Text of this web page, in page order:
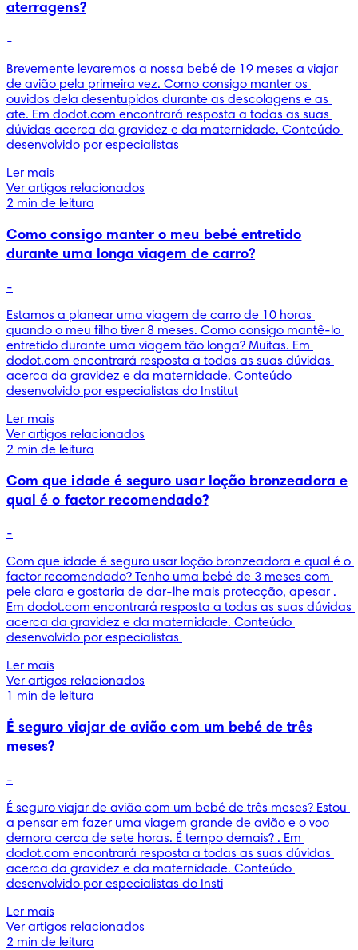
aterragens?
-
Brevemente levaremos a nossa bebé de 19 meses a viajar
de avião pela primeira vez. Como consigo manter os
ouvidos dela desentupidos durante as descolagens e as
ate. Em dodot.com encontrará resposta a todas as suas
dúvidas acerca da gravidez e da maternidade. Conteúdo
desenvolvido por especialistas
Ler mais
Ver artigos relacionados
2 min de leitura
Como consigo manter o meu bebé entretido
durante uma longa viagem de carro?
-
Estamos a planear uma viagem de carro de 10 horas
quando o meu filho tiver 8 meses. Como consigo mantê-lo
entretido durante uma viagem tão longa? Muitas. Em
dodot.com encontrará resposta a todas as suas dúvidas
acerca da gravidez e da maternidade. Conteúdo
desenvolvido por especialistas do Institut
Ler mais
Ver artigos relacionados
2 min de leitura
Com que idade é seguro usar loção bronzeadora e
qual é o factor recomendado?
-
Com que idade é seguro usar loção bronzeadora e qual é o
factor recomendado? Tenho uma bebé de 3 meses com
pele clara e gostaria de dar-lhe mais protecção, apesar .
Em dodot.com encontrará resposta a todas as suas dúvidas
acerca da gravidez e da maternidade. Conteúdo
desenvolvido por especialistas
Ler mais
Ver artigos relacionados
1 min de leitura
É seguro viajar de avião com um bebé de três
meses?
-
É seguro viajar de avião com um bebé de três meses? Estou
a pensar em fazer uma viagem grande de avião e o voo
demora cerca de sete horas. É tempo demais? . Em
dodot.com encontrará resposta a todas as suas dúvidas
acerca da gravidez e da maternidade. Conteúdo
desenvolvido por especialistas do Insti
Ler mais
Ver artigos relacionados
2 min de leitura